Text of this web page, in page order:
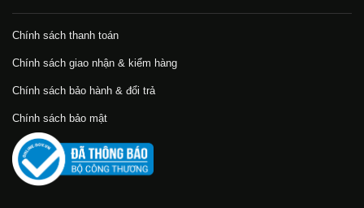
Chính sách thanh toán
Chính sách giao nhận & kiểm hàng
Chính sách bảo hành & đổi trả
Chính sách bảo mật